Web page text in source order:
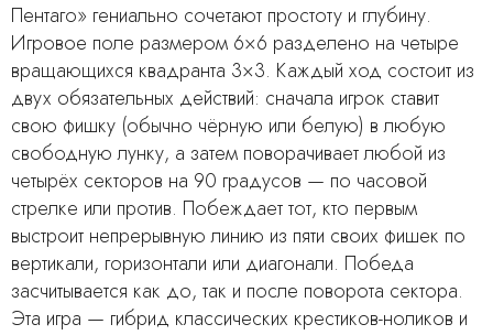
Пентаго» гениально сочетают простоту и глубину.
Игровое поле размером 6×6 разделено на четыре
вращающихся квадранта 3×3. Каждый ход состоит из
двух обязательных действий: сначала игрок ставит
свою фишку (обычно чёрную или белую) в любую
свободную лунку, а затем поворачивает любой из
четырёх секторов на 90 градусов — по часовой
стрелке или против. Побеждает тот, кто первым
выстроит непрерывную линию из пяти своих фишек по
вертикали, горизонтали или диагонали. Победа
засчитывается как до, так и после поворота сектора.
Эта игра — гибрид классических крестиков-ноликов и